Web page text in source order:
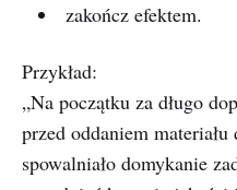
zakończ efektem.
Przykład:
„Na początku za długo
przed oddaniem
spowalniało domykanie